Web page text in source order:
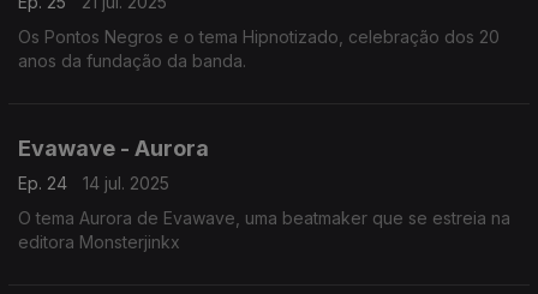
Os Pontos Negros e o tema Hipnotizado, celebração dos 20
anos da fundação da banda.
Evawave - Aurora
Ep. 24
14 jul. 2025
O tema Aurora de Evawave, uma beatmaker que se estreia na
editora Monsterjinkx